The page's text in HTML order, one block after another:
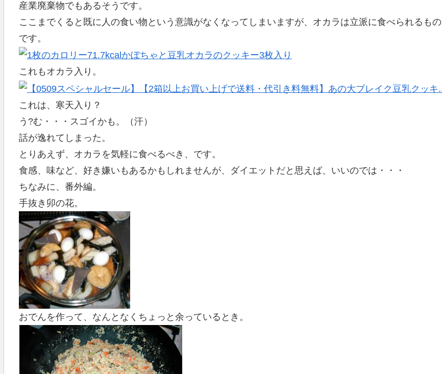
産業廃棄物でもあるそうです。
ここまでくると既に人の食い物という意識がなくなってしまいますが、オカラは立派に食べられるもの
です。
これもオカラ入り。
これは、寒天入り？
う?む・・・スゴイかも。（汗）
話が逸れてしまった。
とりあえず、オカラを気軽に食べるべき、です。
食感、味など、好き嫌いもあるかもしれませんが、ダイエットだと思えば、いいのでは・・・
ちなみに、番外編。
手抜き卯の花。
おでんを作って、なんとなくちょっと余っているとき。